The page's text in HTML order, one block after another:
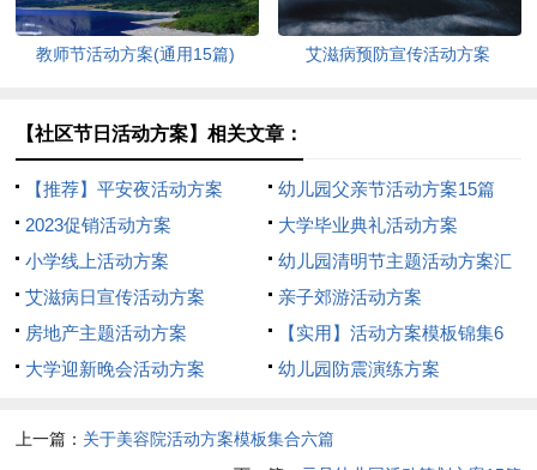
教师节活动方案(通用15篇) 艾滋病预防宣传活动方案
【社区节日活动方案】相关文章：
【推荐】平安夜活动方案
幼儿园父亲节活动方案15篇
2023促销活动方案
大学毕业典礼活动方案
小学线上活动方案
幼儿园清明节主题活动方案汇
编12篇
艾滋病日宣传活动方案
亲子郊游活动方案
房地产主题活动方案
【实用】活动方案模板锦集6
篇
大学迎新晚会活动方案 幼儿园防震演练方案
上一篇： 关于美容院活动方案模板集合六篇